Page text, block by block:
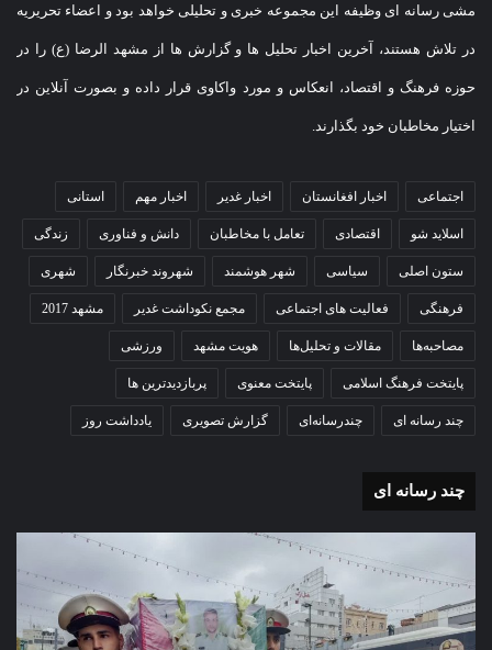
مشی رسانه ای وظیفه این مجموعه خبری و تحلیلی خواهد بود و اعضاء تحریریه
در تلاش هستند، آخرین اخبار تحلیل ها و گزارش ها از مشهد الرضا (ع) را در
حوزه فرهنگ و اقتصاد، انعکاس و مورد واکاوی قرار داده و بصورت آنلاین در
اختیار مخاطبان خود بگذارند.
اجتماعی اخبار افغانستان اخبار غدیر اخبار مهم استانی
اسلاید شو اقتصادی تعامل با مخاطبان دانش و فناوری زندگی
ستون اصلی سیاسی شهر هوشمند شهروند خبرنگار شهری
فرهنگی فعالیت های اجتماعی مجمع نکوداشت غدیر مشهد 2017
مصاحبه‌ها مقالات و تحلیل‌ها هویت مشهد ورزشی
پایتخت فرهنگ اسلامی پایتخت معنوی پربازدیدترین ها
چند رسانه ای چندرسانه‌ای گزارش تصویری یادداشت روز
چند رسانه ای
تشییع
پیکر
مطهر